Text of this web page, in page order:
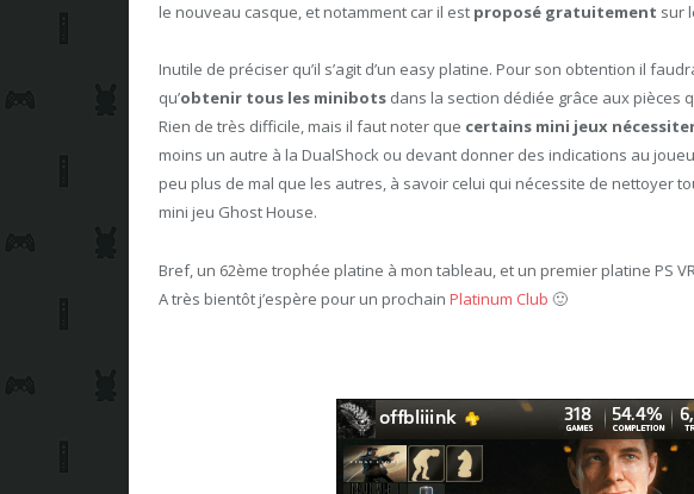
le nouveau casque, et notamment car il est proposé gratuitement sur
Inutile de préciser qu’il s’agit d’un easy platine. Pour son obtention il
qu’obtenir tous les minibots dans la section dédiée grâce aux pièces
Rien de très difficile, mais il faut noter que certains mini jeux
moins un autre à la DualShock ou devant donner des indications au
peu plus de mal que les autres, à savoir celui qui nécessite de nettoyer
mini jeu Ghost House.
Bref, un 62ème trophée platine à mon tableau, et un premier platine PS
A très bientôt j’espère pour un prochain Platinum Club 🙂